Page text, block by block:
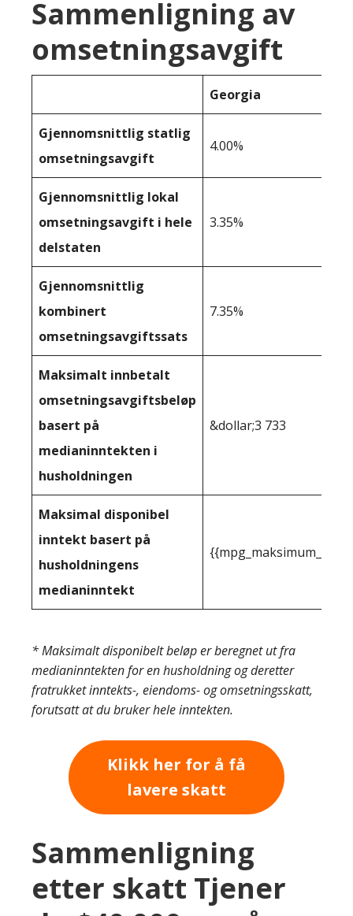
Sammenligning av
omsetningsavgift
Georgia
Gjennomsnittlig statlig
omsetningsavgift
4.00%
Gjennomsnittlig lokal
omsetningsavgift i hele
delstaten
3.35%
Gjennomsnittlig
kombinert
omsetningsavgiftssats
7.35%
Maksimalt innbetalt
omsetningsavgiftsbeløp
basert på
medianinntekten i
husholdningen
&dollar;3 733
Maksimal disponibel
inntekt basert på
husholdningens
medianinntekt
* Maksimalt disponibelt beløp er beregnet ut fra
medianinntekten for en husholdning og deretter
fratrukket inntekts-, eiendoms- og omsetningsskatt,
forutsatt at du bruker hele inntekten.
Klikk her for å få
lavere skatt
Sammenligning
etter skatt Tjener